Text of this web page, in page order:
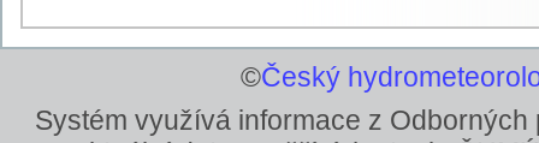
©Český
Systém využívá informace z